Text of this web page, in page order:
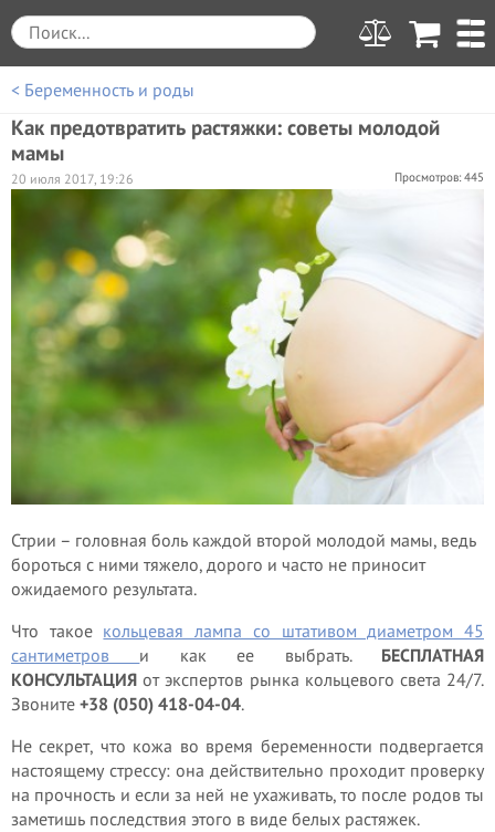
< Беременность и роды
Как предотвратить растяжки: советы молодой
мамы
Просмотров: 445
20 июля 2017, 19:26
Стрии – головная боль каждой второй молодой мамы, ведь
бороться с ними тяжело, дорого и часто не приносит
ожидаемого результата.
Что такое кольцевая лампа со штативом диаметром 45
сантиметров и как ее выбрать. БЕСПЛАТНАЯ
КОНСУЛЬТАЦИЯ от экспертов рынка кольцевого света 24/7.
Звоните +38 (050) 418-04-04.
Не секрет, что кожа во время беременности подвергается
настоящему стрессу: она действительно проходит проверку
на прочность и если за ней не ухаживать, то после родов ты
заметишь последствия этого в виде белых растяжек.